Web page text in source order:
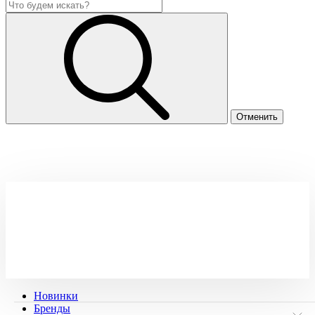
Новинки
Бренды